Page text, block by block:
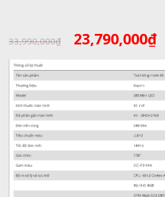
33,990,000₫ Giá
gốc
là:
33,990,000₫.
23,790,000₫